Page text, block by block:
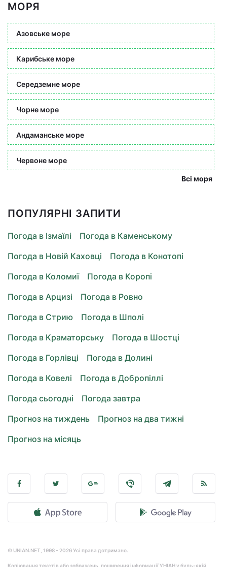
МОРЯ
Азовське море
Карибське море
Середземне море
Чорне море
Андаманське море
Червоне море
Всі моря
ПОПУЛЯРНІ ЗАПИТИ
Погода в Ізмаїлі
Погода в Каменському
Погода в Новій Каховці
Погода в Конотопі
Погода в Коломиї
Погода в Коропі
Погода в Арцизі
Погода в Ровно
Погода в Стрию
Погода в Шполі
Погода в Краматорську
Погода в Шостці
Погода в Горлівці
Погода в Долині
Погода в Ковелі
Погода в Добропіллі
Погода сьогодні
Погода завтра
Прогноз на тиждень
Прогноз на два тижні
Прогноз на місяць
© UNIAN.NET, 1998 - 2026 Усі права дотримано.
Копіювання текстів або зображень, поширення інформації УНІАН у будь-якій